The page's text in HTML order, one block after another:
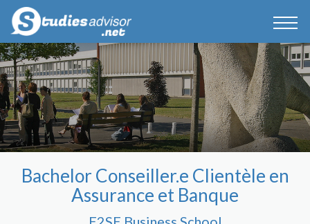
Bachelor Conseiller.e Clientèle en
Assurance et Banque